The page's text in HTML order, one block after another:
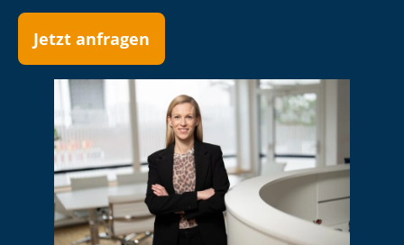
Jetzt anfragen